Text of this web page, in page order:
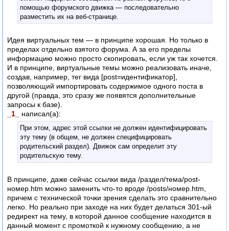
помощью форумского движка — последовательно
разместить их на веб-странице.
Идея виртуальных тем — в принципе хорошая. Но только в
пределах отдельно взятого форума. А за его пределы
информацию можно просто скопировать, если уж так хочется.
И в принципе, виртуальные темы можно реализовать иначе,
создав, например, тег вида [post=идентификатор],
позволяющий импортировать содержимое одного поста в
другой (правда, это сразу же появятся дополнительные
запросы к базе).
_1_
написал(а):
При этом, адрес этой ссылки не должен идентифицировать
эту тему (в общем, не должен специфицировать
родительский раздел). Движок сам определит эту
родительскую тему.
В принципе, даже сейчас ссылки вида /раздел/тема/post-
номер.htm можно заменить что-то вроде /posts/номер.htm,
причем с технической точки зрения сделать это сравнительно
легко. Но реально при заходе на них будет делаться 301-ый
редирект на тему, в которой данное сообщение находится в
данный момент с промоткой к нужному сообщению, а не